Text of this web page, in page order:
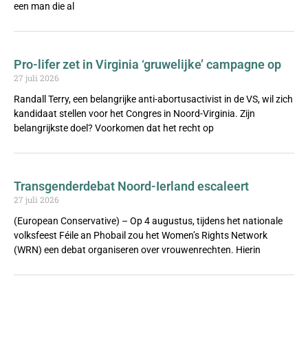
een man die al
Pro-lifer zet in Virginia ‘gruwelijke’ campagne op
27 juli 2026
Randall Terry, een belangrijke anti-abortusactivist in de VS, wil zich
kandidaat stellen voor het Congres in Noord-Virginia. Zijn
belangrijkste doel? Voorkomen dat het recht op
Transgenderdebat Noord-Ierland escaleert
27 juli 2026
(European Conservative) – Op 4 augustus, tijdens het nationale
volksfeest Féile an Phobail zou het Women’s Rights Network
(WRN) een debat organiseren over vrouwenrechten. Hierin